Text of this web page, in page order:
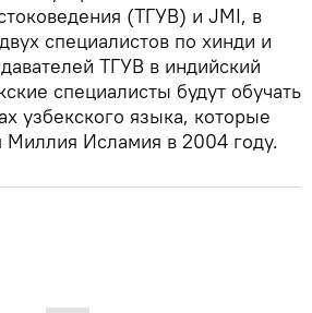
(ТГУВ) и JMI, в
специалистов по хинди и
ТГУВ в индийский
специалисты будут обучать
узбекского языка, которые
Исламия в 2004 году.